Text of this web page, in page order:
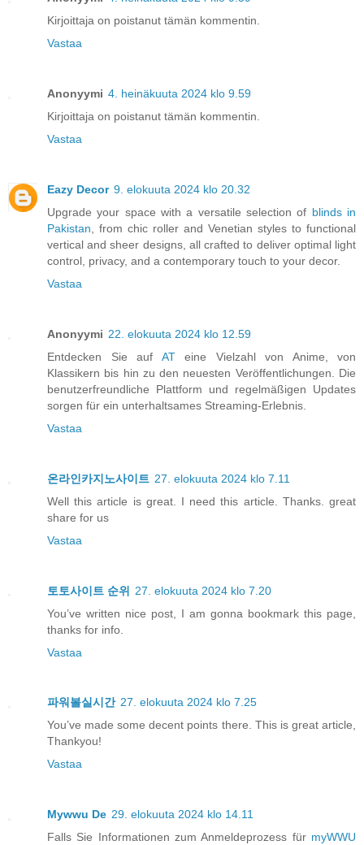
Kirjoittaja on poistanut tämän kommentin.
Vastaa
Anonyymi 4. heinäkuuta 2024 klo 9.59
Kirjoittaja on poistanut tämän kommentin.
Vastaa
Eazy Decor 9. elokuuta 2024 klo 20.32
Upgrade your space with a versatile selection of blinds in
Pakistan , from chic roller and Venetian styles to functional
vertical and sheer designs, all crafted to deliver optimal light
control, privacy, and a contemporary touch to your decor.
Vastaa
Anonyymi 22. elokuuta 2024 klo 12.59
Entdecken Sie auf ATeine Vielzahl von Anime, von
Klassikern bis hin zu den neuesten Veröffentlichungen. Die
benutzerfreundliche Plattform und regelmäßigen Updates
sorgen für ein unterhaltsames Streaming-Erlebnis.
Vastaa
온라인카지노사이트 27. elokuuta 2024 klo 7.11
Well this article is great. I need this article. Thanks. great
share for us
Vastaa
토토사이트 순위 27. elokuuta 2024 klo 7.20
You’ve written nice post, I am gonna bookmark this page,
thanks for info.
Vastaa
파워볼실시간 27. elokuuta 2024 klo 7.25
You’ve made some decent points there. This is great article,
Thankyou!
Vastaa
Mywwu De 29. elokuuta 2024 klo 14.11
Falls Sie Informationen zum Anmeldeprozess für myWWU